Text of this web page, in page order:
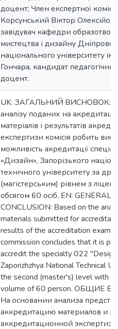
доцент; Член експертної комісії:
Корсунський Віктор
завідувач кафедри
мистецтва і дизайну
національного університету
Гончара, кандидат
доцент.
UK: ЗАГАЛЬНИЙ ВИСНОВОК: На
аналізу поданих на
матеріалів і результатів
експертизи комісія робить
можливість акредитації
«Дизайн», Запорізького
технічного університету за
(магістерським) рівнем з
обсягом 60 осіб. EN: GENERAL
CONCLUSION: Based on the
materials submitted for
results of the accreditation
commission concludes that it is
accredit the specialty 022
Zaporizhzhya National Technical
the second (master's) level with a
volume of 60 person. ОБЩИЕ
На основании анализа
аккредитацию материалов и
аккредитационной